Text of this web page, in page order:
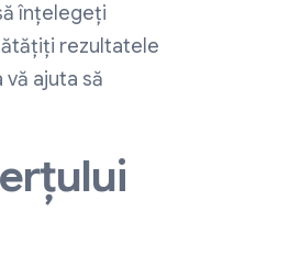
înțelegeți
rezultatele
ajuta să